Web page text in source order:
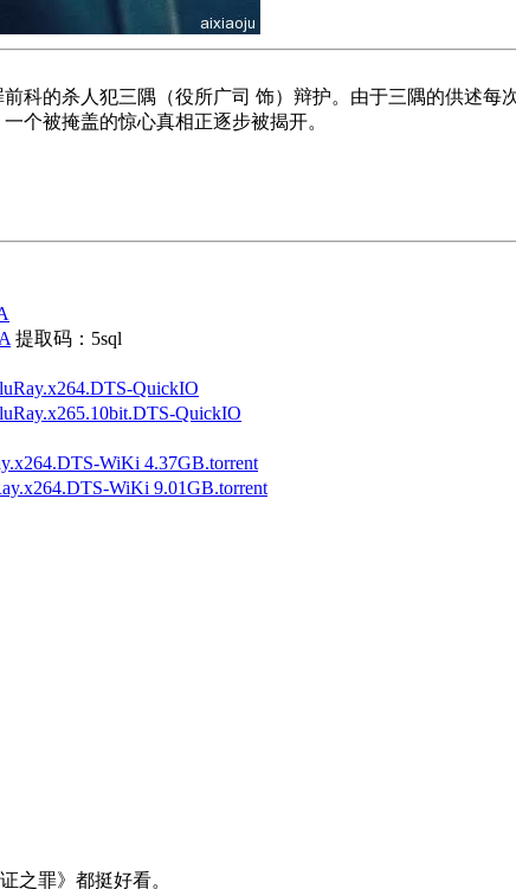
科的杀人犯三隅（役所广司 饰）辩护。由于三隅的供述
个被掩盖的惊心真相正逐步被揭开。
提取码：5sql
QuickIO
QuickIO
WiKi 4.37GB.torrent
WiKi 9.01GB.torrent
之罪》都挺好看。